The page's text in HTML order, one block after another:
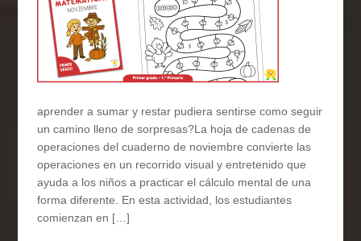
aprender a sumar y restar pudiera sentirse como seguir
un camino lleno de sorpresas?La hoja de cadenas de
operaciones del cuaderno de noviembre convierte las
operaciones en un recorrido visual y entretenido que
ayuda a los niños a practicar el cálculo mental de una
forma diferente. En esta actividad, los estudiantes
comienzan en […]